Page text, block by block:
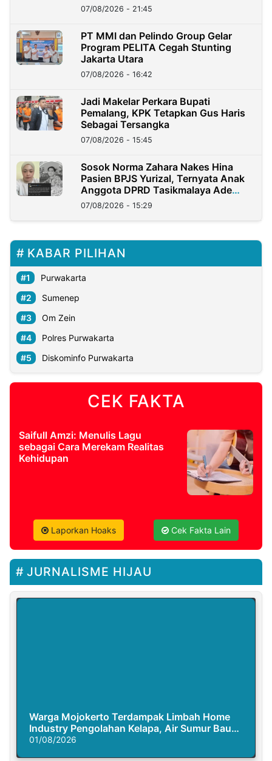
07/08/2026 - 21:45
PT MMI dan Pelindo Group Gelar
Program PELITA Cegah Stunting
Jakarta Utara
07/08/2026 - 16:42
Jadi Makelar Perkara Bupati
Pemalang, KPK Tetapkan Gus Haris
Sebagai Tersangka
07/08/2026 - 15:45
Sosok Norma Zahara Nakes Hina
Pasien BPJS Yurizal, Ternyata Anak
Anggota DPRD Tasikmalaya Ade
Lukman
07/08/2026 - 15:29
KABAR PILIHAN
Purwakarta
Sumenep
Om Zein
Polres Purwakarta
Diskominfo Purwakarta
CEK FAKTA
Saifull Amzi: Menulis Lagu
sebagai Cara Merekam Realitas
Kehidupan
Laporkan Hoaks Cek Fakta Lain
JURNALISME HIJAU
Warga Mojokerto Terdampak Limbah Home
Industry Pengolahan Kelapa, Air Sumur Bau
Busuk
01/08/2026